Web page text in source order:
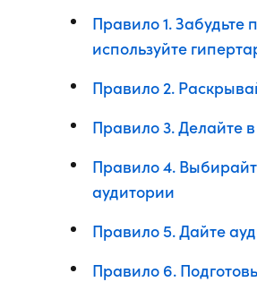
Правило 1.
используйте
Правило 2.
Правило 3. Делайте
Правило 4.
аудитории
Правило 5. Дайте
Правило 6.